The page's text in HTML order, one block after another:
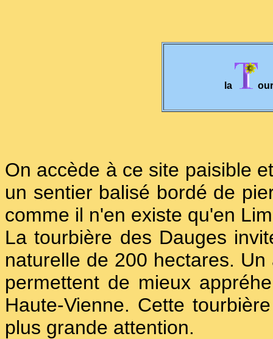
la
On accède à ce site paisible
un sentier balisé bordé de
comme il n'en existe qu'en
La tourbière des Dauges
naturelle de 200 hectares.
permettent de mieux
Haute-Vienne. Cette
plus grande attention.